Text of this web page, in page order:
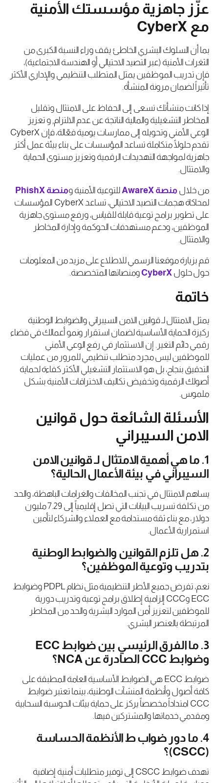
عزّز جاهزية مؤسستك الأمنية
مع CyberX
بما أن السلوك البشري الخاطئ يقف وراء النسبة الكبرى من
الثغرات الأمنية (عبر التصيد الاحتيالي أو الهندسة الاجتماعية)،
فإن تدريب الموظفين يمثل المتطلب التنظيمي والإداري الأكثر
تأثيراً لضمان مرونة المنشأة.
إذا كانت منشأتك تسعى إلى الحفاظ على الامتثال وتقليل
المخاطر التشغيلية والمالية الناتجة عن عدم الالتزام, و تعزيز
الوعي الأمني وتحويله إلى ممارسات يومية فعّالة، فإن CyberX
تقدم حلولًا متكاملة تساعد المؤسسات على بناء بيئة عمل أكثر
جاهزية لمواجهة التهديدات الرقمية وتعزيز مستوى الحماية
والامتثال.
من خلال منصة AwareXللتوعية الأمنية ومنصة PhishX
لمحاكاة هجمات التصيد الاحتيالي، تساعد CyberX المؤسسات
على تطوير برامج توعية قابلة للقياس، ورفع مستوى جاهزية
الموظفين، ودعم مستهدفات الحوكمة وإدارة المخاطر
والامتثال.
قم بزيارة موقعنا الرسمي للاطلاع على مزيد من المعلومات
حول حلول CyberXومنصاتها المتخصصة.
خاتمة
يمثل الامتثال لـ قوانين الامن السيبراني والضوابط الوطنية
ركيزة الحماية الأساسية لضمان استقرار ونمو أعمالك في فضاء
رقمي دائم التغير. إن الاستثمار في رفع الوعي الأمني
للموظفين ليس مجرد متطلب تنظيمي للمرور من عمليات
التدقيق بنجاح، بل هو الاستثمار التشغيلي الأكثر كفاءة لحماية
أصولك الرقمية وتخفيض تكاليف الاختراقات الأمنية بشكل
ملموس.
الأسئلة الشائعة حول قوانين
الامن السيبراني
1. ما هي أهمية الامتثال لـ قوانين الامن
السيبراني في بيئة الأعمال الحالية؟
يساهم الامتثال في تجنب المخالفات والغرامات الباهظة، والحد
من تكلفة تسريب البيانات التي تصل إقليمياً إلى 7.29 مليون
دولار، مع بناء ثقة مستدامة مع العملاء والشركاء لتأمين
استمرارية الأعمال.
2. هل تلزم القوانين والضوابط الوطنية
بتدريب وتوعية الموظفين؟
نعم، تفرض جميع الأطر التنظيمية مثل نظام PDPL وضوابط
ECC وCCC إلزامية إطلاق برامج توعية وتدريب دورية
للموظفين لتعزيز أمن الموارد البشرية والحد من المخاطر
المرتبطة بالعنصر البشري.
3. ما الفرق الرئيسي بين ضوابط ECC
وضوابط CCC الصادرة عن NCA؟
ضوابط ECC هي الضوابط الأساسية العامة المطبقة على
كافة أصول وأنظمة المنشآت الوطنية، بينما تعتبر ضوابط
CCC امتداداً مخصصاً يركز على حماية بيئات الحوسبة السحابية
ومقدمي خدماتها والمشتركين فيها.
4. ما دور ضواب ط الأنظمة الحساسة
(CSCC)؟
تهدف ضوابط CSCC إلى توفير متطلبات أمنية إضافية